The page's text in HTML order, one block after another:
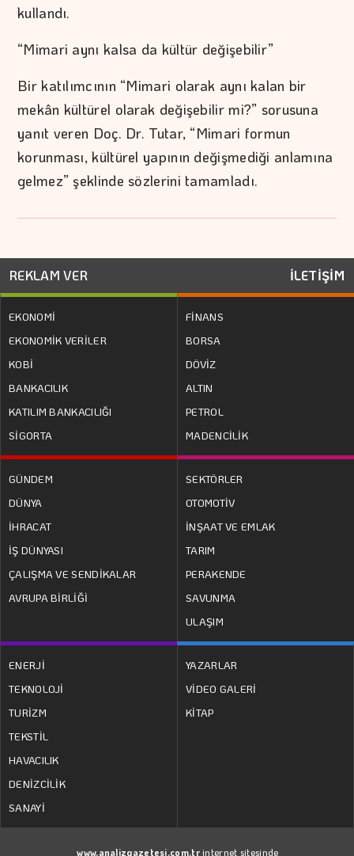
kullandı.
“Mimari aynı kalsa da kültür değişebilir”
Bir katılımcının “Mimari olarak aynı kalan bir
mekân kültürel olarak değişebilir mi?” sorusuna
yanıt veren Doç. Dr. Tutar, “Mimari formun
korunması, kültürel yapının değişmediği anlamına
gelmez” şeklinde sözlerini tamamladı.
REKLAM VER İLETİŞİM
EKONOMİ
EKONOMİK VERİLER
KOBİ
BANKACILIK
KATILIM BANKACILIĞI
SİGORTA
FİNANS
BORSA
DÖVİZ
ALTIN
PETROL
MADENCİLİK
GÜNDEM
DÜNYA
İHRACAT
İŞ DÜNYASI
ÇALIŞMA VE SENDİKALAR
AVRUPA BİRLİĞİ
SEKTÖRLER
OTOMOTİV
İNŞAAT VE EMLAK
TARIM
PERAKENDE
SAVUNMA
ULAŞIM
ENERJİ
TEKNOLOJİ
TURİZM
TEKSTİL
HAVACILIK
DENİZCİLİK
SANAYİ
YAZARLAR
VİDEO GALERİ
KİTAP
www.analizgazetesi.com.trinternet sitesinde